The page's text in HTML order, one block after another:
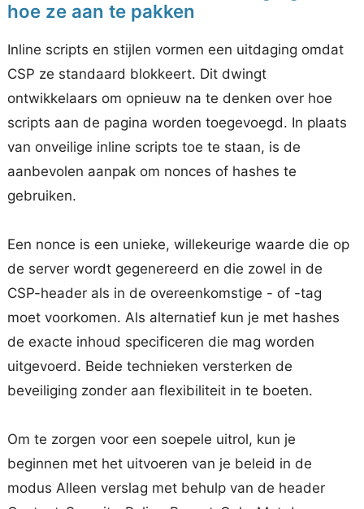
hoe ze aan te pakken
Inline scripts en stijlen vormen een uitdaging omdat
CSP ze standaard blokkeert. Dit dwingt
ontwikkelaars om opnieuw na te denken over hoe
scripts aan de pagina worden toegevoegd. In plaats
van onveilige inline scripts toe te staan, is de
aanbevolen aanpak om nonces of hashes te
gebruiken.
Een nonce is een unieke, willekeurige waarde die op
de server wordt gegenereerd en die zowel in de
CSP-header als in de overeenkomstige - of -tag
moet voorkomen. Als alternatief kun je met hashes
de exacte inhoud specificeren die mag worden
uitgevoerd. Beide technieken versterken de
beveiliging zonder aan flexibiliteit in te boeten.
Om te zorgen voor een soepele uitrol, kun je
beginnen met het uitvoeren van je beleid in de
modus Alleen verslag met behulp van de header